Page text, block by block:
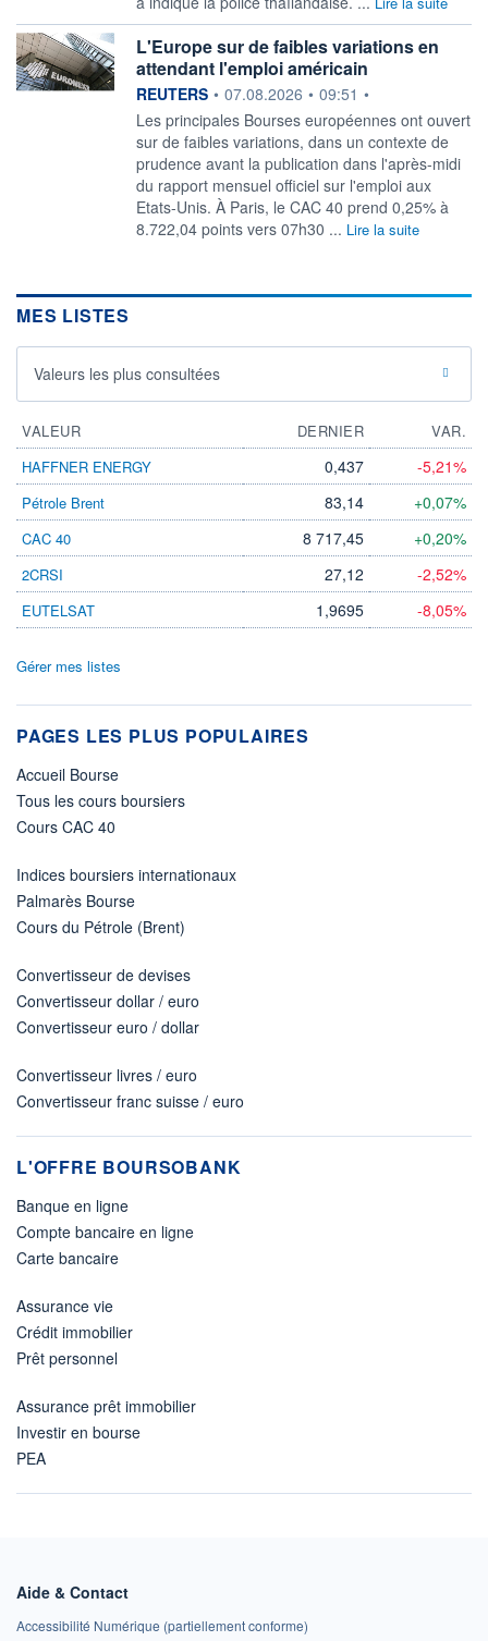
L'Europe sur de faibles variations en
attendant l'emploi américain
information fournie par
REUTERS • 07.08.2026 • 09:51 •
Les principales Bourses européennes ont ouvert
sur de faibles variations, ‌dans un contexte de
prudence avant la publication dans l'après-midi
du rapport mensuel officiel sur l'emploi aux
Etats-Unis. À Paris, le CAC 40 prend ​0,25% à
8.722,04 points vers 07h30 ... Lire la suite
MES LISTES
Valeurs les plus consultées
VALEUR DERNIER
VAR.
HAFFNER ENERGY
0,437 -5,21%
Pétrole Brent 83,14 +0,07%
CAC 40 8 717,45 +0,20%
2CRSI 27,12 -2,52%
EUTELSAT 1,9695 -8,05%
Gérer mes listes
PAGES LES PLUS POPULAIRES
Accueil Bourse
Tous les cours boursiers
Cours CAC 40
Indices boursiers internationaux
Palmarès Bourse
Cours du Pétrole (Brent)
Convertisseur de devises
Convertisseur dollar / euro
Convertisseur euro / dollar
Convertisseur livres / euro
Convertisseur franc suisse / euro
L'OFFRE BOURSOBANK
Banque en ligne
Compte bancaire en ligne
Carte bancaire
Assurance vie
Crédit immobilier
Prêt personnel
Assurance prêt immobilier
Investir en bourse
PEA
Aide & Contact
Accessibilité Numérique (partiellement conforme)